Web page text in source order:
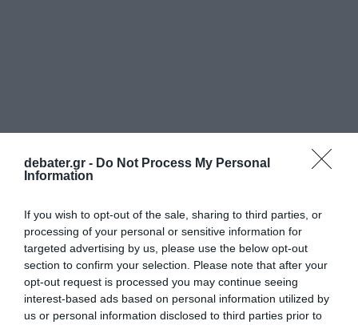
debater.gr - Do Not Process My Personal
Information
If you wish to opt-out of the sale, sharing to third parties, or
processing of your personal or sensitive information for
targeted advertising by us, please use the below opt-out
section to confirm your selection. Please note that after your
opt-out request is processed you may continue seeing
interest-based ads based on personal information utilized by
us or personal information disclosed to third parties prior to